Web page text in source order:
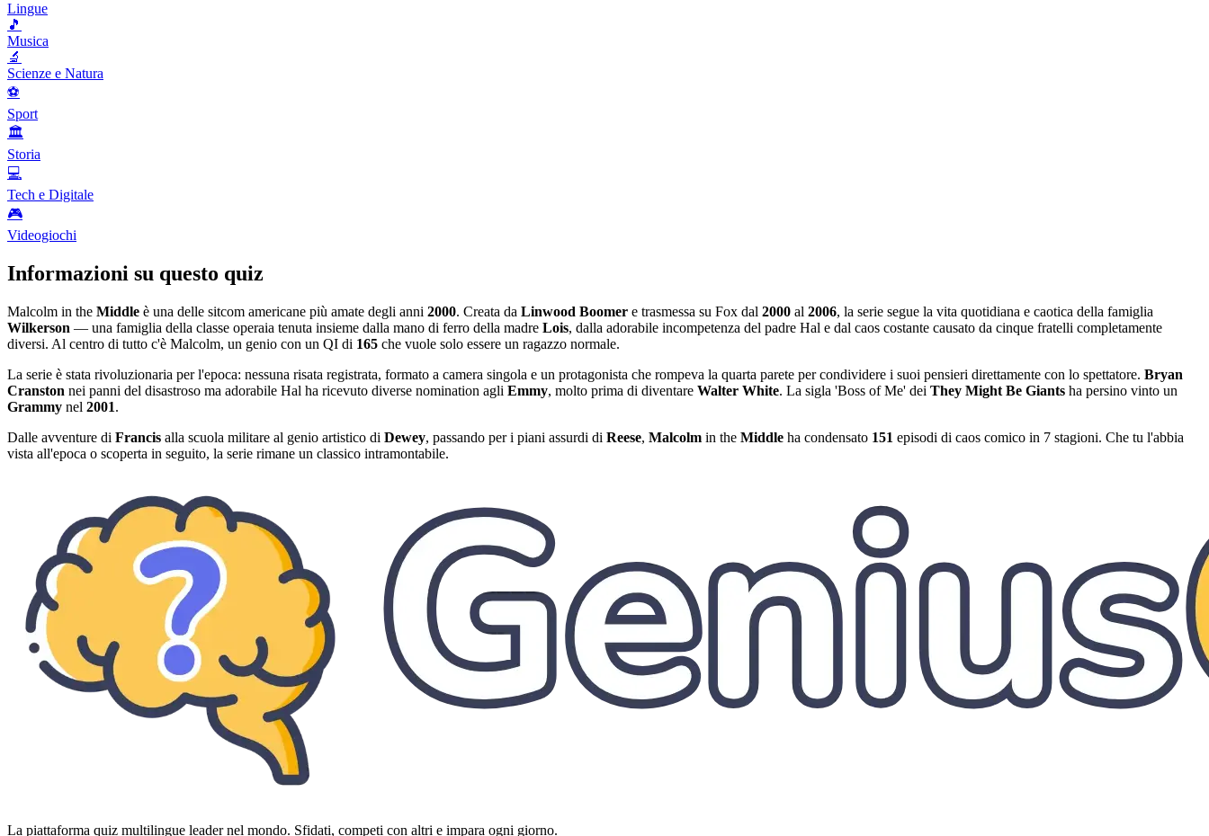
Lingue
🎵
Musica
🔬
Scienze e Natura
⚽
Sport
🏛️
Storia
💻
Tech e Digitale
🎮
Videogiochi
Informazioni su questo quiz
Malcolm in the Middle è una delle sitcom americane più amate degli anni 2000. Creata da Linwood Boomer e trasmessa su Fox dal 2000 al 2006, la serie segue la vita quotidiana e caotica della famiglia
Wilkerson — una famiglia della classe operaia tenuta insieme dalla mano di ferro della madre Lois, dalla adorabile incompetenza del padre Hal e dal caos costante causato da cinque fratelli completamente
diversi. Al centro di tutto c'è Malcolm, un genio con un QI di 165 che vuole solo essere un ragazzo normale.
La serie è stata rivoluzionaria per l'epoca: nessuna risata registrata, formato a camera singola e un protagonista che rompeva la quarta parete per condividere i suoi pensieri direttamente con lo spettatore. Bryan
Cranston nei panni del disastroso ma adorabile Hal ha ricevuto diverse nomination agli Emmy, molto prima di diventare Walter White. La sigla 'Boss of Me' dei They Might Be Giants ha persino vinto un
Grammy nel 2001.
Dalle avventure di Francis alla scuola militare al genio artistico di Dewey, passando per i piani assurdi di Reese, Malcolm in the Middle ha condensato 151 episodi di caos comico in 7 stagioni. Che tu l'abbia
vista all'epoca o scoperta in seguito, la serie rimane un classico intramontabile.
La piattaforma quiz multilingue leader nel mondo. Sfidati, competi con altri e impara ogni giorno.